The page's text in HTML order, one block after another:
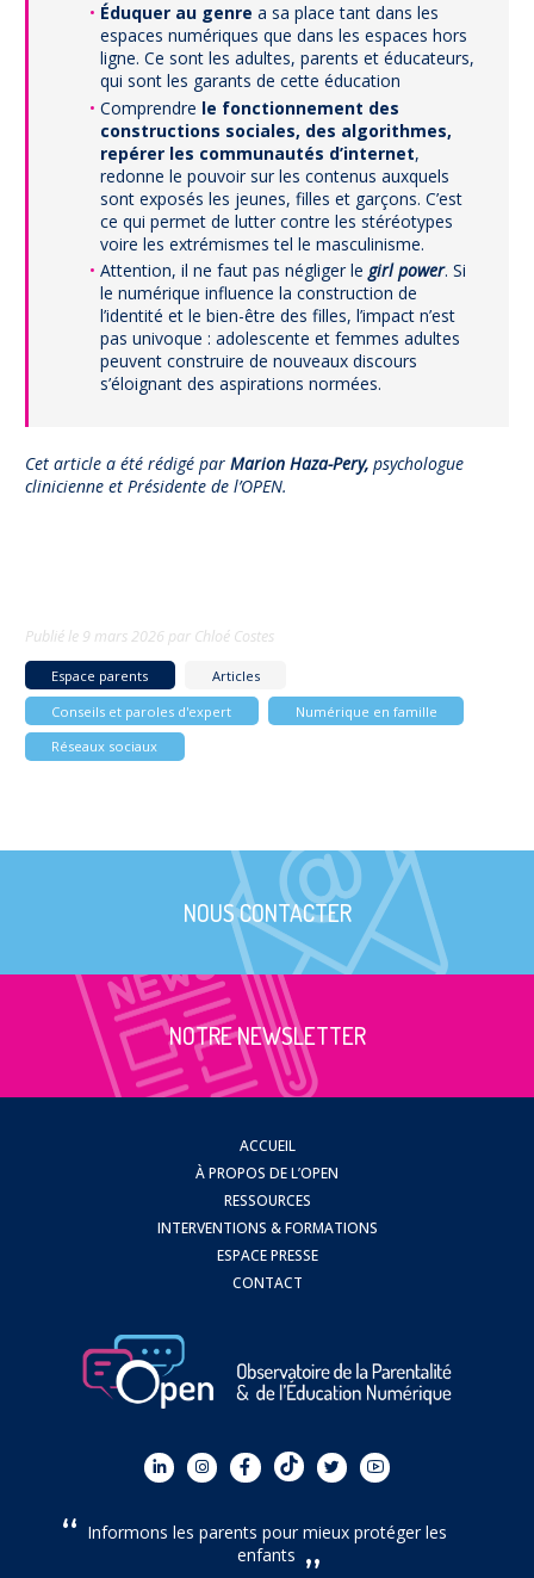
Éduquer au genre a sa place tant dans les
espaces numériques que dans les espaces hors
ligne. Ce sont les adultes, parents et éducateurs,
qui sont les garants de cette éducation
Comprendre le fonctionnement des
constructions sociales, des algorithmes,
repérer les communautés d’internet,
redonne le pouvoir sur les contenus auxquels
sont exposés les jeunes, filles et garçons. C’est
ce qui permet de lutter contre les stéréotypes
voire les extrémismes tel le masculinisme.
Attention, il ne faut pas négliger le girl power. Si
le numérique influence la construction de
l’identité et le bien-être des filles, l’impact n’est
pas univoque : adolescente et femmes adultes
peuvent construire de nouveaux discours
s’éloignant des aspirations normées.
Cet article a été rédigé par Marion Haza-Pery, psychologue
clinicienne et Présidente de l’OPEN.
Publié le 9 mars 2026 par Chloé Costes
Espace parents
Articles
Conseils et paroles d'expert
Numérique en famille
Réseaux sociaux
NOUS CONTACTER
NOTRE NEWSLETTER
ACCUEIL
À PROPOS DE L’OPEN
RESSOURCES
INTERVENTIONS & FORMATIONS
ESPACE PRESSE
CONTACT
Informons les parents pour mieux protéger les
enfants